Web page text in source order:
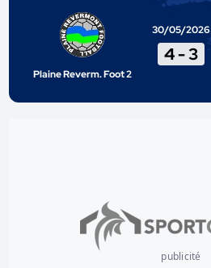
Plaine Reverm. Foot 2
30/05/2026
4-3
publicité